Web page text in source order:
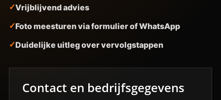
Vrijblijvend advies
Foto meesturen via formulier of WhatsApp
Duidelijke uitleg over vervolgstappen
Contact en bedrijfsgegevens